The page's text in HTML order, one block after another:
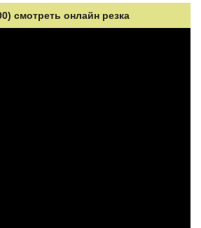
смотреть онлайн резка